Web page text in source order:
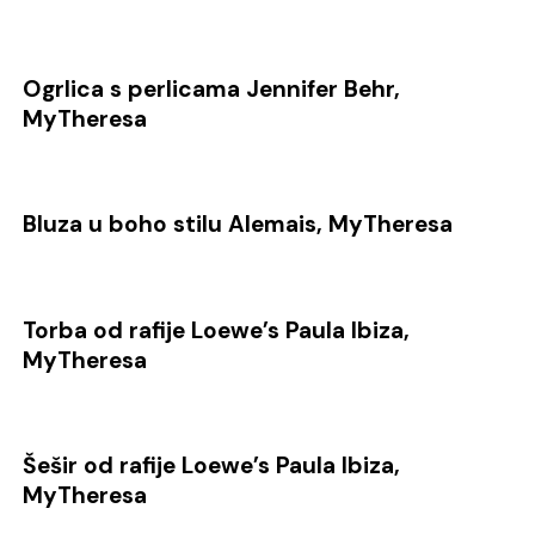
Ogrlica s perlicama Jennifer Behr,
MyTheresa
Bluza u boho stilu Alemais, MyTheresa
Torba od rafije Loewe’s Paula Ibiza,
MyTheresa
Šešir od rafije Loewe’s Paula Ibiza,
MyTheresa